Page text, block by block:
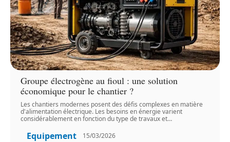
Groupe électrogène au fioul : une solution
économique pour le chantier ?
Les chantiers modernes posent des défis complexes en matière
d'alimentation électrique. Les besoins en énergie varient
considérablement en fonction du type de travaux et…
Equipement 15/03/2026